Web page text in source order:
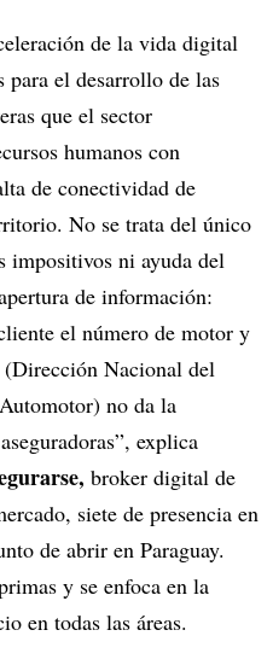
de la vida digital
el desarrollo de las
que el sector
humanos con
de conectividad de
No se trata del único
impositivos ni ayuda del
de información:
el número de motor y
(Dirección Nacional del
no da la
explica
broker digital de
siete de presencia en
de abrir en Paraguay.
y se enfoca en la
en todas las áreas.